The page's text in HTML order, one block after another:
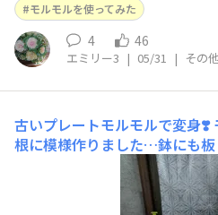
モルモルを使ってみた
4 46
エミリー3 | 05/31 | その
古いプレートモルモルで変身❣️
根に模様作りました…鉢にも
ばすにモルモル使えて良い感
素敵になりそうです…大容量
所で活躍ですね～🩷